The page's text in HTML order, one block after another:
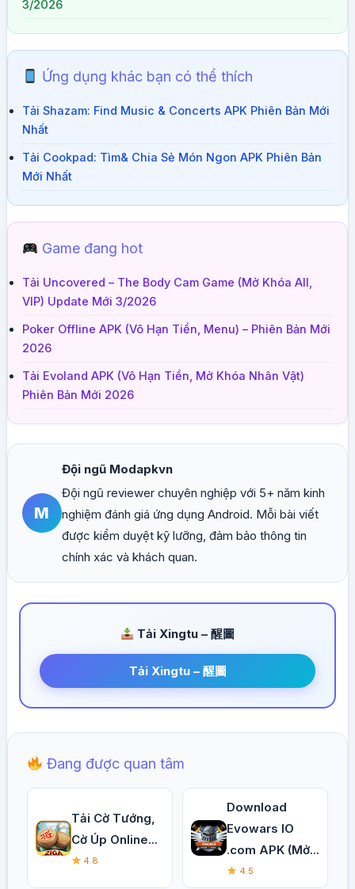
3/2026
Ứng dụng khác bạn có thể thích
Tải Shazam: Find Music & Concerts APK Phiên Bản Mới
Nhất
Tải Cookpad: Tìm& Chia Sẻ Món Ngon APK Phiên Bản
Mới Nhất
Game đang hot
Tải Uncovered – The Body Cam Game (Mở Khóa All,
VIP) Update Mới 3/2026
Poker Offline APK (Vô Hạn Tiền, Menu) – Phiên Bản Mới
2026
Tải Evoland APK (Vô Hạn Tiền, Mở Khóa Nhân Vật)
Phiên Bản Mới 2026
M
Đội ngũ Modapkvn
Đội ngũ reviewer chuyên nghiệp với 5+ năm kinh
nghiệm đánh giá ứng dụng Android. Mỗi bài viết
được kiểm duyệt kỹ lưỡng, đảm bảo thông tin
chính xác và khách quan.
Tải Xingtu – 醒圖
Tải Xingtu – 醒圖
Đang được quan tâm
Tải Cờ Tướng,
Cờ Úp Online...
4.8
Download
Evowars IO
.com APK (Mở...
4.5